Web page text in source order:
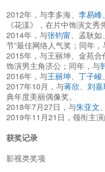
2012年，与李多海、 李易峰、
《花漾》，在片中饰演文秀
2014年，与张钧甯、孟耿
节”最佳网络人气奖；同年，
2015年，与王丽坤、金苑
饰演男主角济公；同年，与
2016年，与王丽坤、 丁子峻
2017年10月，与蒋欣、 刘嘉
典年度美丽偶像奖。
2018年7月27日，与朱亚文、
2019年11月21日，领衔主
获奖记录
影视类奖项